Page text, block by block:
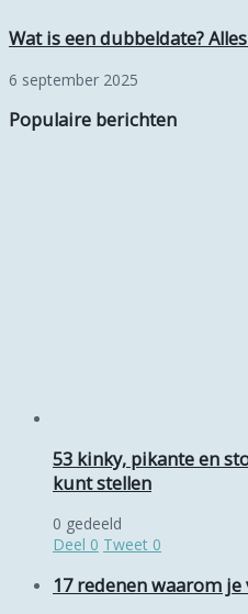
Wat is een dubbeldate?
6 september 2025
Populaire berichten
53 kinky, pikante en
kunt stellen
0 gedeeld
Deel 0 Tweet 0
17 redenen waarom